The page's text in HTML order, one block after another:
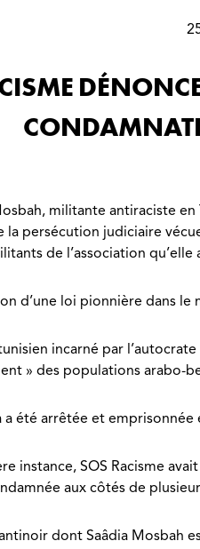
militante antiraciste
persécution judiciaire
de l’association
d’une loi pionnière dans
incarné par
» des populations arabo-
a été arrêtée et
instance, SOS Racisme
aux côtés de
dont Saâdia Mosbah